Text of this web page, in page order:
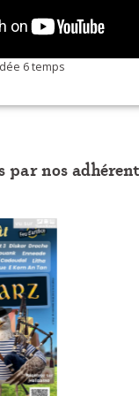
6 temps
par nos